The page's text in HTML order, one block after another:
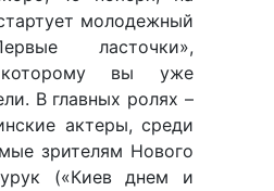
молодежный
ласточки»,
вы уже
В главных ролях –
актеры, среди
зрителям Нового
(«Киев днем и